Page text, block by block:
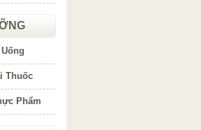
Thuốc
Phẩm